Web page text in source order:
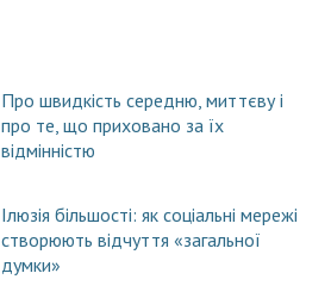
Про швидкість середню, миттєву і
про те, що приховано за їх
відмінністю
Ілюзія більшості: як соціальні мережі
створюють відчуття «загальної
думки»